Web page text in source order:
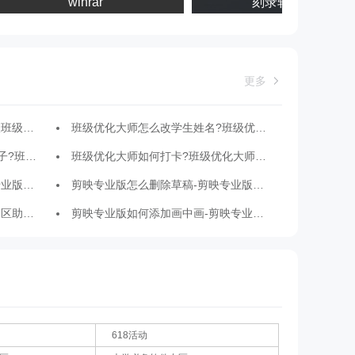
更多
方法 班级优化大师怎么改学生姓名?班级优化大师改学生姓名的方法
的方法 班级优化大师如何打卡?班级优化大师打卡签到的方法
方法 剪映专业版怎么删除草稿-剪映专业版删除草稿的方法
方法 剪映专业版如何添加画中画-剪映专业版添加画中画的方法
618活动